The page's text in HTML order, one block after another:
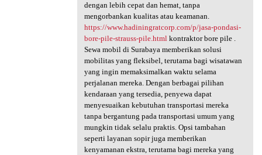
dengan lebih cepat dan hemat, tanpa
mengorbankan kualitas atau keamanan.
https://www.hadiningratcorp.com/p/jasa-pondasi-
bore-pile-strauss-pile.htmlkontraktor bore pile .
Sewa mobil di Surabaya memberikan solusi
mobilitas yang fleksibel, terutama bagi wisatawan
yang ingin memaksimalkan waktu selama
perjalanan mereka. Dengan berbagai pilihan
kendaraan yang tersedia, penyewa dapat
menyesuaikan kebutuhan transportasi mereka
tanpa bergantung pada transportasi umum yang
mungkin tidak selalu praktis. Opsi tambahan
seperti layanan sopir juga memberikan
kenyamanan ekstra, terutama bagi mereka yang